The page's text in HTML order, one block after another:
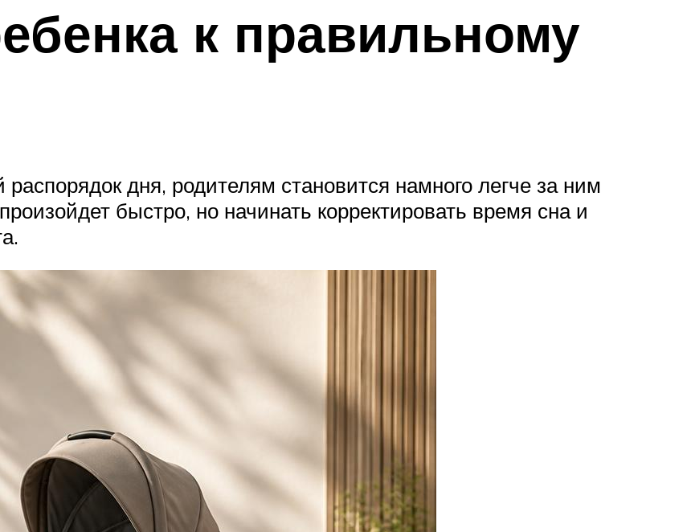
к правильному
дня, родителям становится намного легче за ним
быстро, но начинать корректировать время сна и